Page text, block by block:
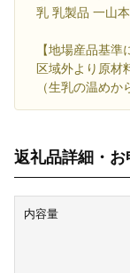
乳 乳製品 一山
【地場産品基準
区域外より原材
（生乳の温め
返礼品詳細・
内容量